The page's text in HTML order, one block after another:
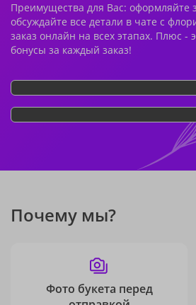
Преимущества для Вас: оформляйте
обсуждайте все детали в чате с
заказ онлайн на всех этапах. Плюс -
бонусы за каждый заказ!
Почему мы?
Фото букета перед